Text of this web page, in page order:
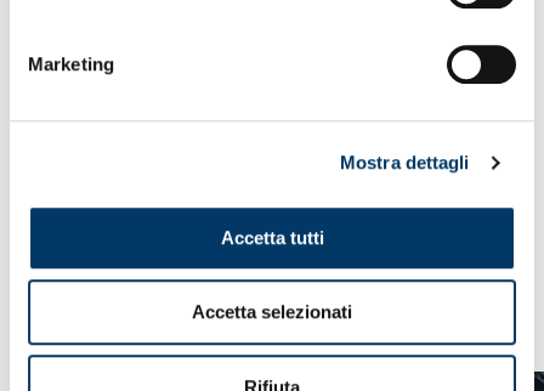
Marketing
Mostra dettagli
Accetta tutti
Accetta selezionati
Rifiuta
VEDI ANCHE